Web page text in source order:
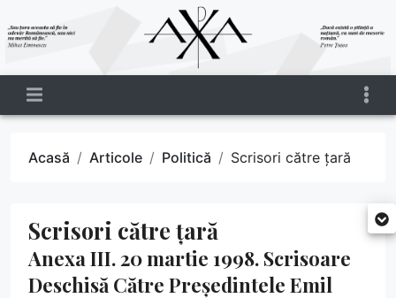
Acasă Articole Politică Scrisori către țară
Scrisori către țară
Anexa III. 20 martie 1998. Scrisoare
Deschisă Către Președintele Emil